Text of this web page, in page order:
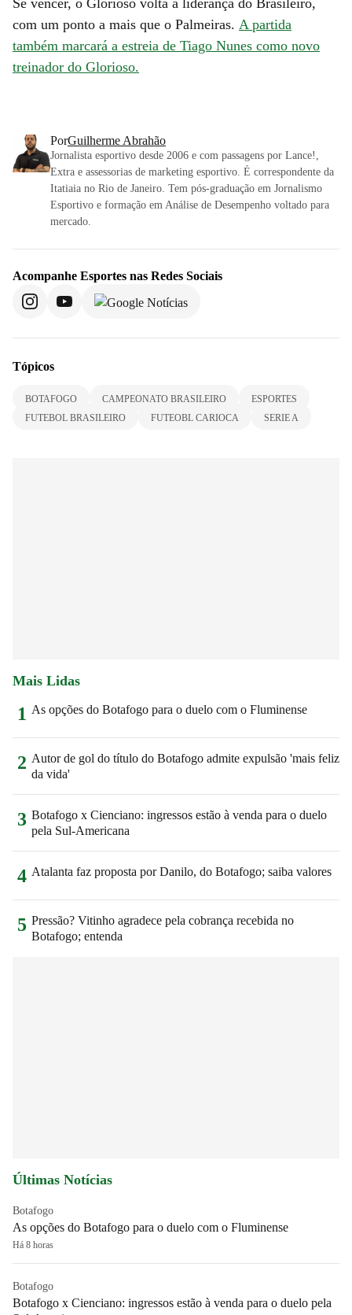
com um ponto a mais que o Palmeiras. A partida
também marcará a estreia de Tiago Nunes como novo
treinador do Glorioso.
PorGuilherme Abrahão
Jornalista esportivo desde 2006 e com passagens por Lance!,
Extra e assessorias de marketing esportivo. É correspondente da
Itatiaia no Rio de Janeiro. Tem pós-graduação em Jornalismo
Esportivo e formação em Análise de Desempenho voltado para
mercado.
Acompanhe Esportes nas Redes Sociais
Tópicos
BOTAFOGO CAMPEONATO BRASILEIRO
ESPORTES
FUTEBOL BRASILEIRO
FUTEOBL CARIOCA SERIE A
Mais Lidas
1 As opções do Botafogo para o duelo com o Fluminense
2 Autor de gol do título do Botafogo admite expulsão 'mais feliz
da vida'
3 Botafogo x Cienciano: ingressos estão à venda para o duelo
pela Sul-Americana
4 Atalanta faz proposta por Danilo, do Botafogo; saiba valores
5 Pressão? Vitinho agradece pela cobrança recebida no
Botafogo; entenda
Últimas Notícias
Botafogo
As opções do Botafogo para o duelo com o Fluminense
Há 8 horas
Botafogo
Botafogo x Cienciano: ingressos estão à venda para o duelo pela